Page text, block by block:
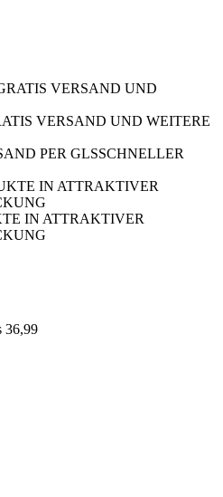
VERSAND UND WEITERE
SCHNELLER
IN ATTRAKTIVER
36,99